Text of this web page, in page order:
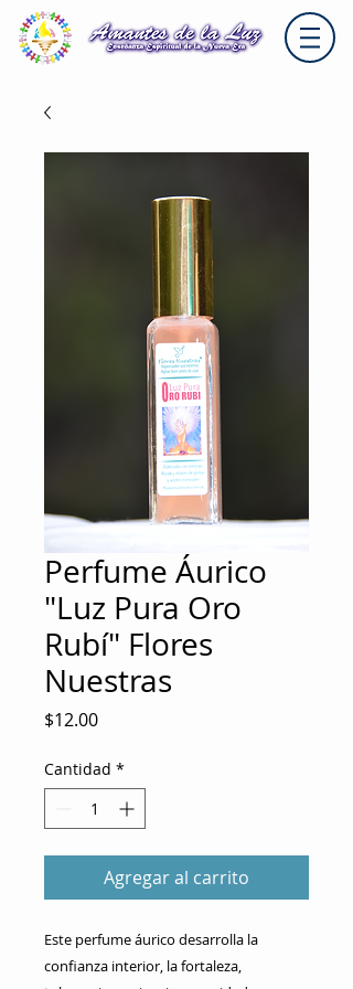
Perfume Áurico
"Luz Pura Oro
Rubí" Flores
Nuestras
$12.00Precio
Cantidad *
Agregar al carrito
Este perfume áurico desarrolla la
confianza interior, la fortaleza,